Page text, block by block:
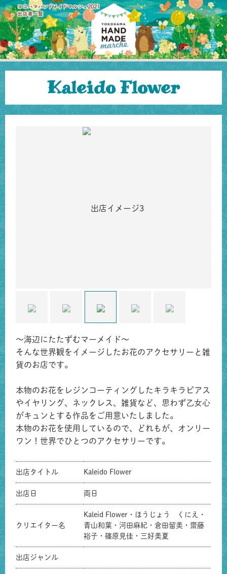
Kaleido Flower
〜海辺にたたずむマーメイド〜
そんな世界観をイメージしたお花のアクセサリーと雑
貨のお店です。
本物のお花をレジンコーティングしたキラキラピアス
やイヤリング、ネックレス、雑貨など、思わず乙女心
がキュンとする作品をご用意いたしました。
本物のお花を使用しているので、どれもが、オンリー
ワン！世界でひとつのアクセサリーです。
出店タイトル Kaleido Flower
出店日 両日
クリエイター名
Kaleid Flower・ほうじょう くにえ・
青山和葉・河田麻紀・倉田留美・齋藤
裕子・篠原見佳・三好美夏
出店ジャンル